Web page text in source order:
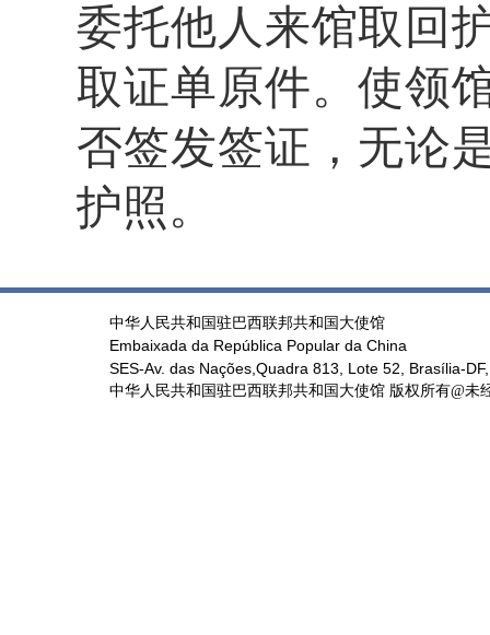
委托他人来馆取回
取证单原件。使领
否签发签证，无论
护照。
中华人民共和国驻巴西联邦共和国大使馆
Embaixada da República Popular da China
SES-Av. das Nações,Quadra 813, Lote 52, Brasília-
中华人民共和国驻巴西联邦共和国大使馆 版权所有@未